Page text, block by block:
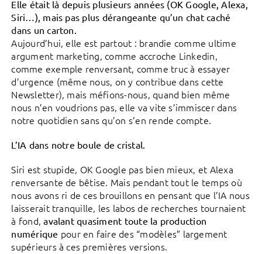
Elle était là depuis plusieurs années (OK Google, Alexa,
Siri…), mais pas plus dérangeante qu’un chat caché
dans un carton.
Aujourd’hui, elle est partout : brandie comme ultime
argument marketing, comme accroche Linkedin,
comme exemple renversant, comme truc à essayer
d’urgence (même nous, on y contribue dans cette
Newsletter), mais méfions-nous, quand bien même
nous n’en voudrions pas, elle va vite s’immiscer dans
notre quotidien sans qu’on s’en rende compte.
L’IA dans notre boule de cristal.
Siri est stupide, OK Google pas bien mieux, et Alexa
renversante de bêtise. Mais pendant tout le temps où
nous avons ri de ces brouillons en pensant que l’IA nous
laisserait tranquille, les labos de recherches tournaient
à fond,avalant quasiment toute la production
numérique pour en faire des “modèles” largement
supérieurs à ces premières versions.